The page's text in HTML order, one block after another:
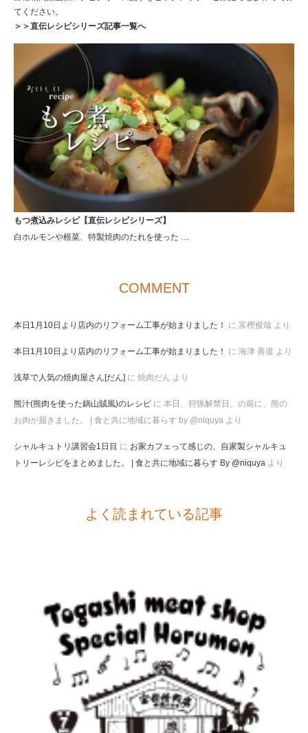
てください。
＞＞直伝レシピシリーズ記事一覧へ
もつ煮込みレシピ【直伝レシピシリーズ】
白ホルモンや根菜、特製焼肉のたれを使った …
COMMENT
本日1月10日より店内のリフォーム工事が始まりました！ に 富樫俊哉 より
本日1月10日より店内のリフォーム工事が始まりました！ に 海津 善道 より
浅草で人気の焼肉屋さん[だん] に 焼肉だん より
熊汁(熊肉を使った鍋山賊風)のレシピ に 本日、狩猟解禁日。の前に、熊の
お肉が届きました。 | 食と共に地域に暮らす by @niquya より
シャルキュトリ講習会1日目 に お家カフェって感じの、自家製シャルキュ
トリーレシピをまとめました。 | 食と共に地域に暮らす By @niquya より
よく読まれている記事